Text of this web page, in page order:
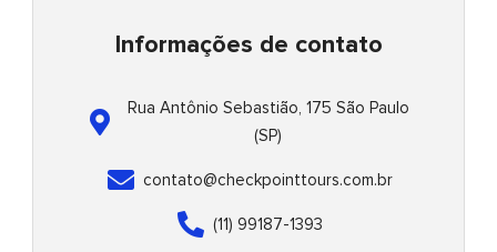
p
Informações de contato
Rua Antônio Sebastião, 175 São Paulo
(SP)
contato@checkpointtours.com.br
(11) 99187-1393